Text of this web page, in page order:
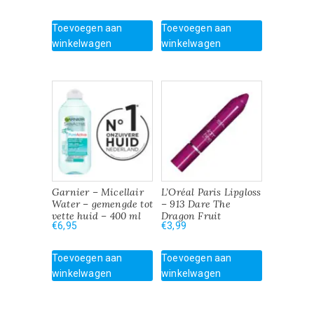
Toevoegen aan
winkelwagen
€2,99.€2,15.
Toevoegen aan
winkelwagen
Garnier – Micellair
Water – gemengde tot
vette huid – 400 ml
€6,95
Toevoegen aan
winkelwagen
L’Oréal Paris Lipgloss
– 913 Dare The
Dragon Fruit
€3,99
Toevoegen aan
winkelwagen